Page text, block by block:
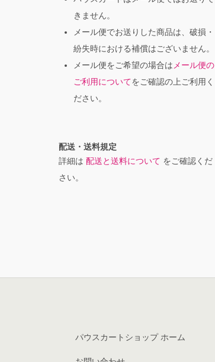
きません。
メール便でお送りした商品は、破損・
紛失時における補償はございません。
メール便をご希望の場合はメール便の
ご利用についてをご確認の上ご利用く
ださい。
配送・送料規定
詳細は 配送と送料について をご確認くだ
さい。
パウスカートショップ ホーム